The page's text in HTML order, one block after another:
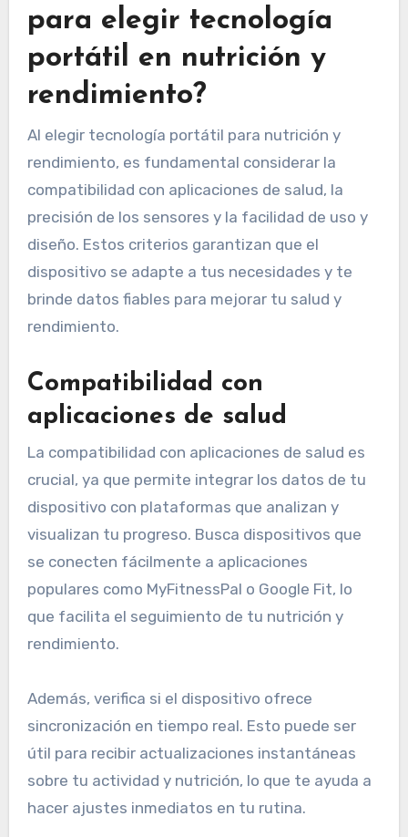
para elegir tecnología
portátil en nutrición y
rendimiento?
Al elegir tecnología portátil para nutrición y
rendimiento, es fundamental considerar la
compatibilidad con aplicaciones de salud, la
precisión de los sensores y la facilidad de uso y
diseño. Estos criterios garantizan que el
dispositivo se adapte a tus necesidades y te
brinde datos fiables para mejorar tu salud y
rendimiento.
Compatibilidad con
aplicaciones de salud
La compatibilidad con aplicaciones de salud es
crucial, ya que permite integrar los datos de tu
dispositivo con plataformas que analizan y
visualizan tu progreso. Busca dispositivos que
se conecten fácilmente a aplicaciones
populares como MyFitnessPal o Google Fit, lo
que facilita el seguimiento de tu nutrición y
rendimiento.
Además, verifica si el dispositivo ofrece
sincronización en tiempo real. Esto puede ser
útil para recibir actualizaciones instantáneas
sobre tu actividad y nutrición, lo que te ayuda a
hacer ajustes inmediatos en tu rutina.